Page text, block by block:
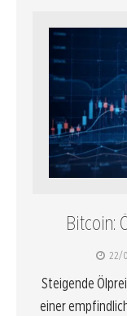
Bitcoin:
22/
Steigende
einer